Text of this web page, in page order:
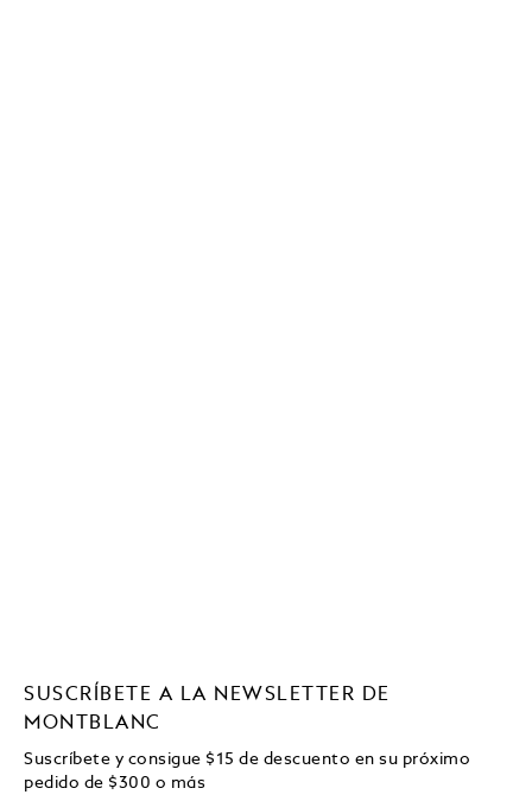
SUSCRÍBETE A LA NEWSLETTER DE
MONTBLANC
Suscríbete y consigue $15 de descuento en su próximo
pedido de $300 o más